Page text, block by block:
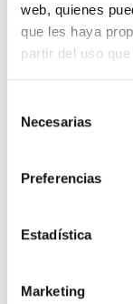
web, quienes
que les haya
partir del uso
Necesarias
Preferencias
Estadística
Marketing
diario.
Puntos clave:
Algodón
el día.
para ofrecer
en el pecho
Corte estándar: